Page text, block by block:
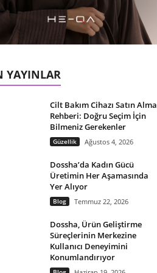
YAYINLAR
Cilt Bakım Cihazı Satın Alma
Rehberi: Doğru Seçim İçin
Bilmeniz Gerekenler
Güzellik Ağustos 4, 2026
Dossha’da Kadın Gücü
Üretimin Her Aşamasında
Yer Alıyor
Blog Temmuz 22, 2026
Dossha, Ürün Geliştirme
Süreçlerinin Merkezine
Kullanıcı Deneyimini
Konumlandırıyor